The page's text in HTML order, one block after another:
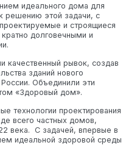
идеального дома для
решению этой задачи, с
и строящиеся
долговечными и
качественный рывок, создав
зданий нового
Объединили эти
«Здоровый дом».
технологии проектирования
всего частных домов,
века. С задачей, впервые в
идеальной здоровой среды